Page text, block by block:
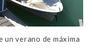
un verano de máxima